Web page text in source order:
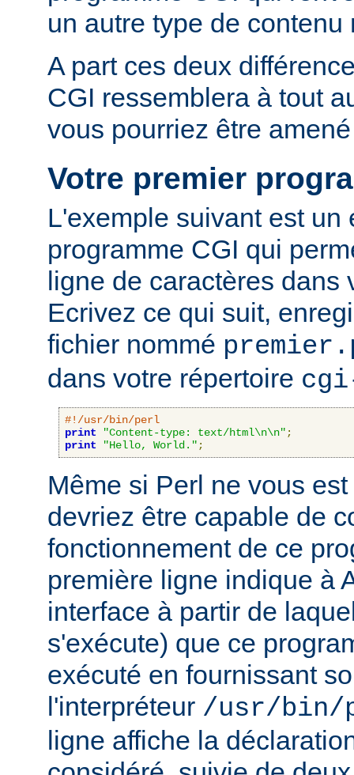
un autre type de contenu
A part ces deux
CGI ressemblera à tout
vous pourriez être
Votre premier
L'exemple suivant est un
programme CGI qui
ligne de caractères dans
Ecrivez ce qui suit,
fichier nommé
dans votre répertoire
#!/usr/bin/perl
print
"Content-type: text/html\n\n" ;
print
"Hello, World." ;
Même si Perl ne vous
devriez être capable de
fonctionnement de ce
première ligne indique à
interface à partir de
s'exécute) que ce
exécuté en fournissant
l'interpréteur /usr/bin/
ligne affiche la